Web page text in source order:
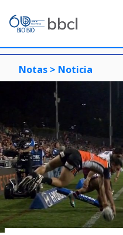
Notas > Noticia